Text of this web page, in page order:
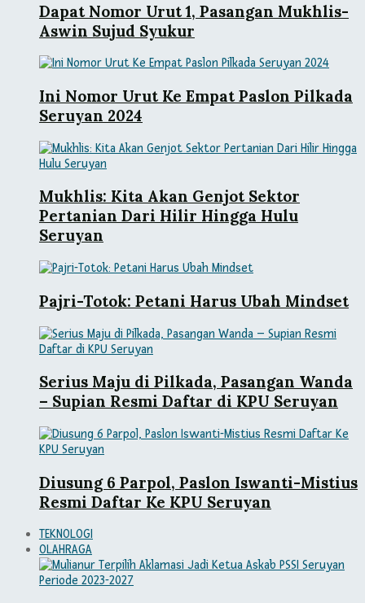
Dapat Nomor Urut 1, Pasangan Mukhlis-
Aswin Sujud Syukur
Ini Nomor Urut Ke Empat Paslon Pilkada
Seruyan 2024
Mukhlis: Kita Akan Genjot Sektor
Pertanian Dari Hilir Hingga Hulu
Seruyan
Pajri-Totok: Petani Harus Ubah Mindset
Serius Maju di Pilkada, Pasangan Wanda
– Supian Resmi Daftar di KPU Seruyan
Diusung 6 Parpol, Paslon Iswanti-Mistius
Resmi Daftar Ke KPU Seruyan
TEKNOLOGI
OLAHRAGA